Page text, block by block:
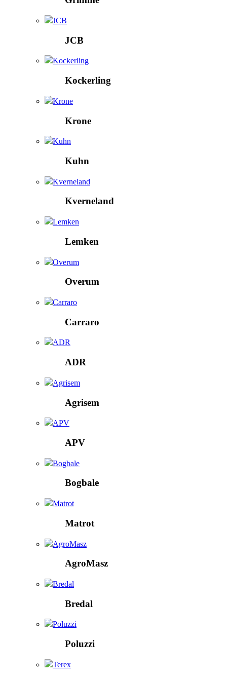
JCB
JCB
Kockerling
Kockerling
Krone
Krone
Kuhn
Kuhn
Kverneland
Kverneland
Lemken
Lemken
Overum
Overum
Carraro
Carraro
ADR
ADR
Agrisem
Agrisem
APV
APV
Bogbale
Bogbale
Matrot
Matrot
AgroMasz
AgroMasz
Bredal
Bredal
Poluzzi
Poluzzi
Terex